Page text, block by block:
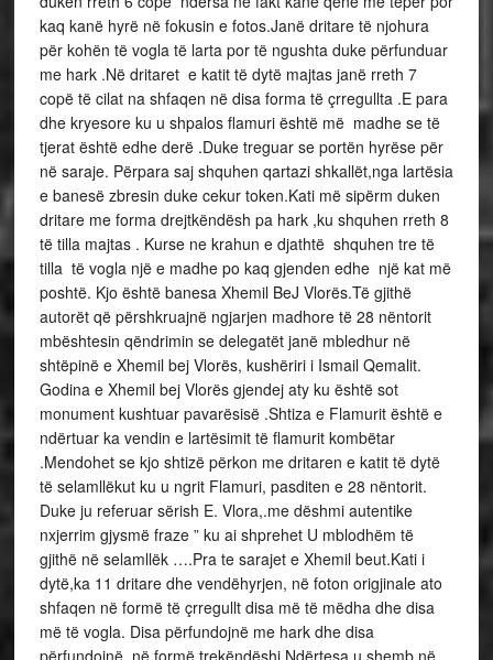
kaq kanë hyrë në fokusin e fotos.Janë dritare të njohura
për kohën të vogla të larta por të ngushta duke përfunduar
me hark .Në dritaret e katit të dytë majtas janë rreth 7
copë të cilat na shfaqen në disa forma të çrregullta .E para
dhe kryesore ku u shpalos flamuri është më madhe se të
tjerat është edhe derë .Duke treguar se portën hyrëse për
në saraje. Përpara saj shquhen qartazi shkallët,nga lartësia
e banesë zbresin duke cekur token.Kati më sipërm duken
dritare me forma drejtkëndësh pa hark ,ku shquhen rreth 8
të tilla majtas . Kurse ne krahun e djathtë shquhen tre të
tilla të vogla një e madhe po kaq gjenden edhe një kat më
poshtë. Kjo është banesa Xhemil BeJ Vlorës.Të gjithë
autorët që përshkruajnë ngjarjen madhore të 28 nëntorit
mbështesin qëndrimin se delegatët janë mbledhur në
shtëpinë e Xhemil bej Vlorës, kushëriri i Ismail Qemalit.
Godina e Xhemil bej Vlorës gjendej aty ku është sot
monument kushtuar pavarësisë .Shtiza e Flamurit është e
ndërtuar ka vendin e lartësimit të flamurit kombëtar
.Mendohet se kjo shtizë përkon me dritaren e katit të dytë
të selamllëkut ku u ngrit Flamuri, pasditen e 28 nëntorit.
Duke ju referuar sërish E. Vlora,.me dëshmi autentike
nxjerrim gjysmë fraze ” ku ai shprehet U mblodhëm të
gjithë në selamllëk ….Pra te sarajet e Xhemil beut.Kati i
dytë,ka 11 dritare dhe vendëhyrjen, në foton origjinale ato
shfaqen në formë të çrregullt disa më të mëdha dhe disa
më të vogla. Disa përfundojnë me hark dhe disa
përfundojnë në formë trekëndëshi.Ndërtesa u shemb në